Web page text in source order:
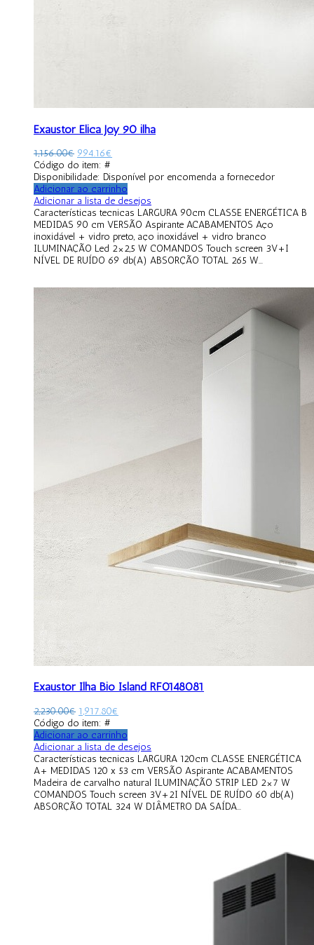
Exaustor Elica Joy 90 ilha
1,156.00€ 994.16€
Código do item: #
Disponibilidade: Disponível por encomenda a fornecedor
Adicionar ao carrinho
Adicionar a lista de desejos
Características tecnicas LARGURA 90cm CLASSE ENERGÉTICA B
MEDIDAS 90 cm VERSÃO Aspirante ACABAMENTOS Aço
inoxidável + vidro preto, aço inoxidável + vidro branco
ILUMINAÇÃO Led 2×2,5 W COMANDOS Touch screen 3V+I
NÍVEL DE RUÍDO 69 db(A) ABSORÇÃO TOTAL 265 W...
Exaustor Ilha Bio Island RF0148081
2,230.00€ 1,917.80€
Código do item: #
Adicionar ao carrinho
Adicionar a lista de desejos
Características tecnicas LARGURA 120cm CLASSE ENERGÉTICA
A+ MEDIDAS 120 x 53 cm VERSÃO Aspirante ACABAMENTOS
Madeira de carvalho natural ILUMINAÇÃO STRIP LED 2×7 W
COMANDOS Touch screen 3V+2I NÍVEL DE RUÍDO 60 db(A)
ABSORÇÃO TOTAL 324 W DIÂMETRO DA SAÍDA...